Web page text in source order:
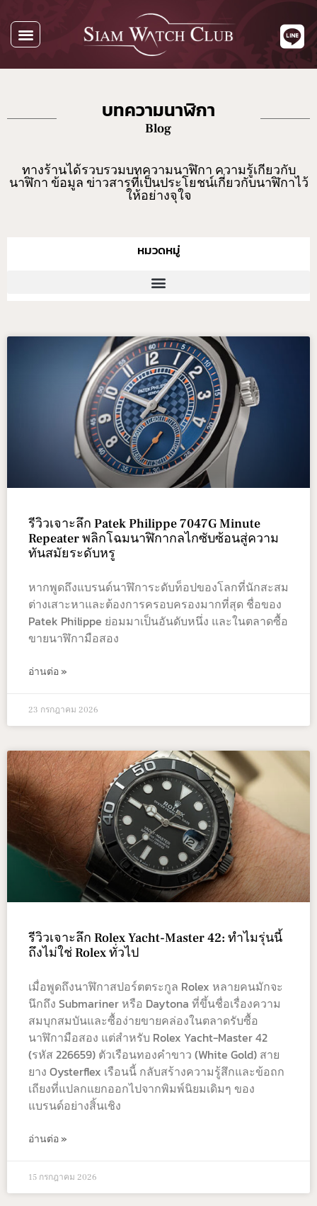
บทความนาฬิกา
Blog
ทางร้านได้รวบรวมบทความนาฬิกา ความรู้เกียวกับ
นาฬิกา ข้อมูล ข่าวสารที่เป็นประโยชน์เกี่ยวกับนาฬิกาไว้
ให้อย่างจุใจ
หมวดหมู่
รีวิวเจาะลึก Patek Philippe 7047G Minute
Repeater พลิกโฉมนาฬิกากลไกซับซ้อนสู่ความ
ทันสมัยระดับหรู
หากพูดถึงแบรนด์นาฬิการะดับท็อปของโลกที่นักสะสม
ต่างเสาะหาและต้องการครอบครองมากที่สุด ชื่อของ
Patek Philippe ย่อมมาเป็นอันดับหนึ่ง และในตลาดซื้อ
ขายนาฬิกามือสอง
อ่านต่อ »
23 กรกฎาคม 2026
รีวิวเจาะลึก Rolex Yacht-Master 42: ทำไมรุ่นนี้
ถึงไม่ใช่ Rolex ทั่วไป
เมื่อพูดถึงนาฬิกาสปอร์ตตระกูล Rolex หลายคนมักจะ
นึกถึง Submariner หรือ Daytona ที่ขึ้นชื่อเรื่องความ
สมบุกสมบันและซื้อง่ายขายคล่องในตลาดรับซื้อ
นาฬิกามือสอง แต่สำหรับ Rolex Yacht-Master 42
(รหัส 226659) ตัวเรือนทองคำขาว (White Gold) สาย
ยาง Oysterflex เรือนนี้ กลับสร้างความรู้สึกและข้อถก
เถียงที่แปลกแยกออกไปจากพิมพ์นิยมเดิมๆ ของ
แบรนด์อย่างสิ้นเชิง
อ่านต่อ »
15 กรกฎาคม 2026